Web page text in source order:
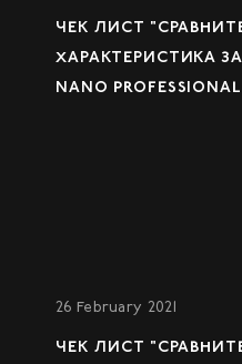
ЧЕК ЛИСТ
ХАРАКТЕРИСТИКА
NANO
26 February 2021
ЧЕК ЛИСТ